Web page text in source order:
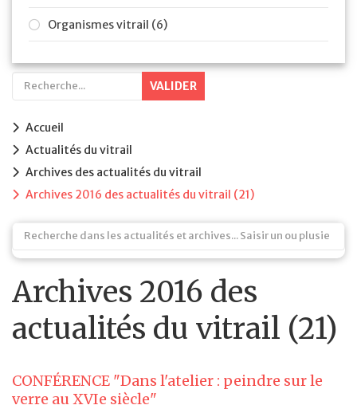
Organismes vitrail (6)
VALIDER
Accueil
Actualités du vitrail
Archives des actualités du vitrail
Archives 2016 des actualités du vitrail (21)
Archives 2016 des
actualités du vitrail (21)
CONFÉRENCE "Dans l'atelier : peindre sur le
verre au XVIe siècle"